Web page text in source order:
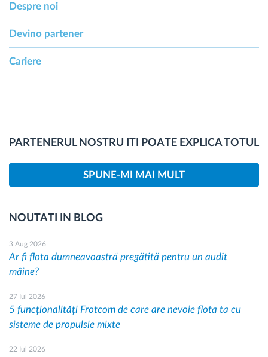
Despre noi
Devino partener
Cariere
PARTENERUL NOSTRU ITI POATE EXPLICA TOTUL
SPUNE-MI MAI MULT
NOUTATI IN BLOG
3 Aug 2026
Ar fi flota dumneavoastră pregătită pentru un audit
mâine?
27 Iul 2026
5 funcționalități Frotcom de care are nevoie flota ta cu
sisteme de propulsie mixte
22 Iul 2026